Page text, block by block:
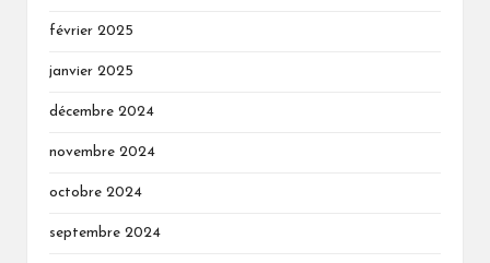
février 2025
janvier 2025
décembre 2024
novembre 2024
octobre 2024
septembre 2024